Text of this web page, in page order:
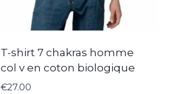
T-shirt 7 chakras homme
col v en coton biologique
€27.00